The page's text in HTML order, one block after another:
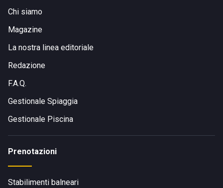
Chi siamo
Magazine
La nostra linea editoriale
Redazione
F.A.Q.
Gestionale Spiaggia
Gestionale Piscina
Prenotazioni
Stabilimenti balneari